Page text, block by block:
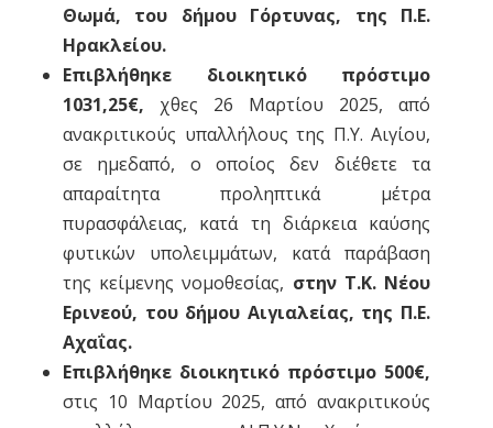
Θωμά, του δήμου Γόρτυνας, της Π.Ε.
Ηρακλείου.
Επιβλήθηκε διοικητικό πρόστιμο
1031,25€, χθες 26 Μαρτίου 2025, από
ανακριτικούς υπαλλήλους της Π.Υ. Αιγίου,
σε ημεδαπό, ο οποίος δεν διέθετε τα
απαραίτητα προληπτικά μέτρα
πυρασφάλειας, κατά τη διάρκεια καύσης
φυτικών υπολειμμάτων, κατά παράβαση
της κείμενης νομοθεσίας, στην Τ.Κ. Νέου
Ερινεού, του δήμου Αιγιαλείας, της Π.Ε.
Αχαΐας.
Επιβλήθηκε διοικητικό πρόστιμο 500€,
στις 10 Μαρτίου 2025, από ανακριτικούς